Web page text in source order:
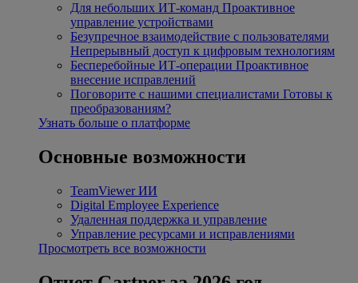
Для небольших ИТ-команд Проактивное
управление устройствами
Безупречное взаимодействие с пользователями
Непрерывный доступ к цифровым технологиям
Бесперебойные ИТ-операции Проактивное
внесение исправлений
Поговорите с нашими специалистами Готовы к
преобразованиям?
Узнать больше о платформе
Основные возможности
TeamViewer ИИ
Digital Employee Experience
Удаленная поддержка и управление
Управление ресурсами и исправлениями
Просмотреть все возможности